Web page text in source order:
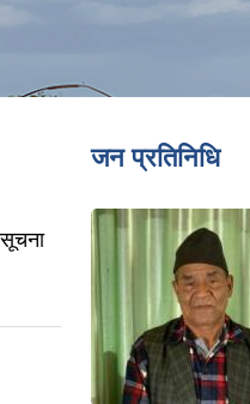
सूचना
जन प्रतिनिधि